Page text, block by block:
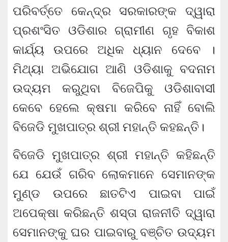
ପରିବର୍ତ୍ତେ କେନ୍ଦ୍ର ସରକାରଙ୍କ ଦ୍ୱାରା
ପ୍ରଶଂସିତ ଓଡିଶାର ଗ୍ରାମୀଣ ଗୃହ ବିକାଶ
କାର୍ଯ୍ୟ ଉପରେ ଅଧିକ ଧ୍ୟାନ ଦେବେ ।
ମିଥ୍ୟା ଅଭିଯୋଗ ଆଣି ଓଡିଶାକୁ ବଦନାମ
ଉଦ୍ୟମ କରୁଥିବା ବିଜେପିକୁ ଓଡିଶାବାସୀ
କେବେ ହେଲେ କ୍ଷମା କରିବେ ନାହିଁ ବୋଲି
ବିଜେଡି ମୁଖପାତ୍ର ଶ୍ରୀ ମହାନ୍ତି କହଛନ୍ତି।
ବିଜେଡି ମୁଖପାତ୍ର ଶ୍ରୀ ମହାନ୍ତି କହିଛନ୍ତି
ଯେ ଯେଉଁ ଗରିବ ଲୋକମାନେ ସେମାନଙ୍କ
ମୁଣ୍ଡ ଉପରେ ଛାତଟିଏ ପାଇବା ପାଇଁ
ଅପେକ୍ଷା କରିଛନ୍ତି ଶସ୍ତା ରାଜନୀତି ଦ୍ୱାରା
ସେମାନଙ୍କୁ ଘର ପାଇବାରୁ ବଞ୍ଚିତ ଉଦ୍ୟମ